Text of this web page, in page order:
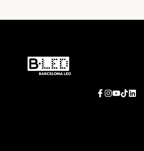
Facebook
Instagram
YouTube
TikTok